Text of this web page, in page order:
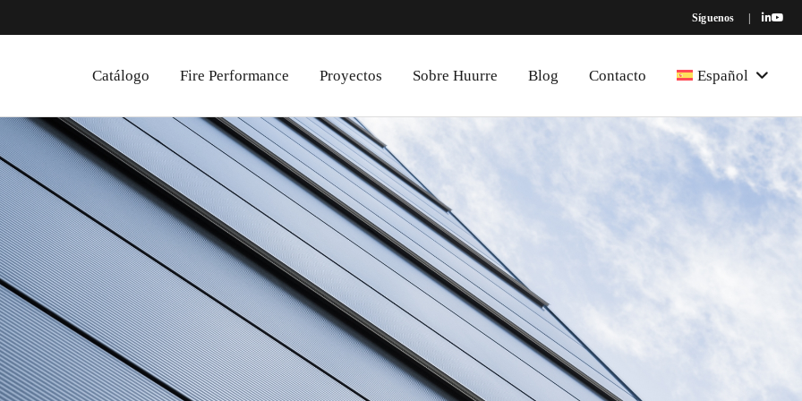
Síguenos |
Catálogo Fire Performance Proyectos Sobre Huurre Blog Contacto Español